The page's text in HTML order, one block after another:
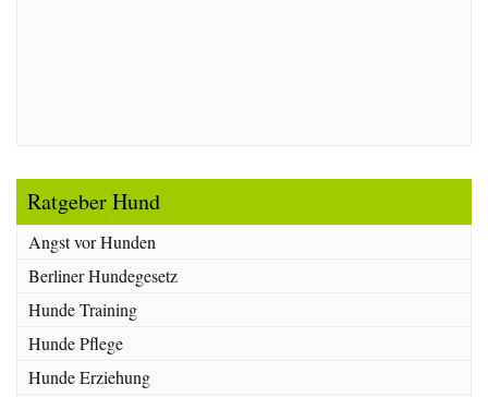
Ratgeber Hund
Angst vor Hunden
Berliner Hundegesetz
Hunde Training
Hunde Pflege
Hunde Erziehung